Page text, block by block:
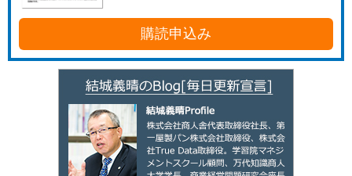
購読申込み